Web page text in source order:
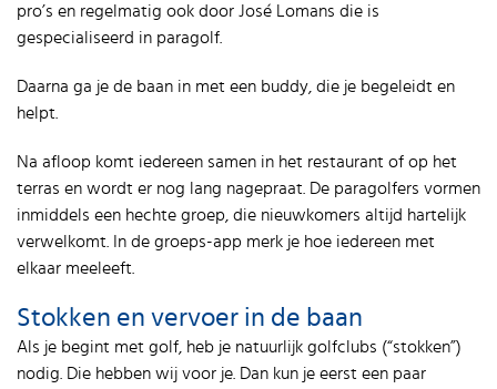
pro’s en regelmatig ook door José Lomans die is
gespecialiseerd in paragolf.
Daarna ga je de baan in met een buddy, die je begeleidt en
helpt.
Na afloop komt iedereen samen in het restaurant of op het
terras en wordt er nog lang nagepraat. De paragolfers vormen
inmiddels een hechte groep, die nieuwkomers altijd hartelijk
verwelkomt. In de groeps-app merk je hoe iedereen met
elkaar meeleeft.
Stokken en vervoer in de baan
Als je begint met golf, heb je natuurlijk golfclubs (“stokken”)
nodig. Die hebben wij voor je. Dan kun je eerst een paar